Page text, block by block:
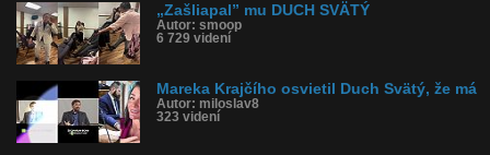
„Zašliapal” mu DUCH SVÄTÝ
Autor: smoop
6 729 videní
Mareka Krajčího osvietil Duch Svätý, že má
Autor: miloslav8
323 videní